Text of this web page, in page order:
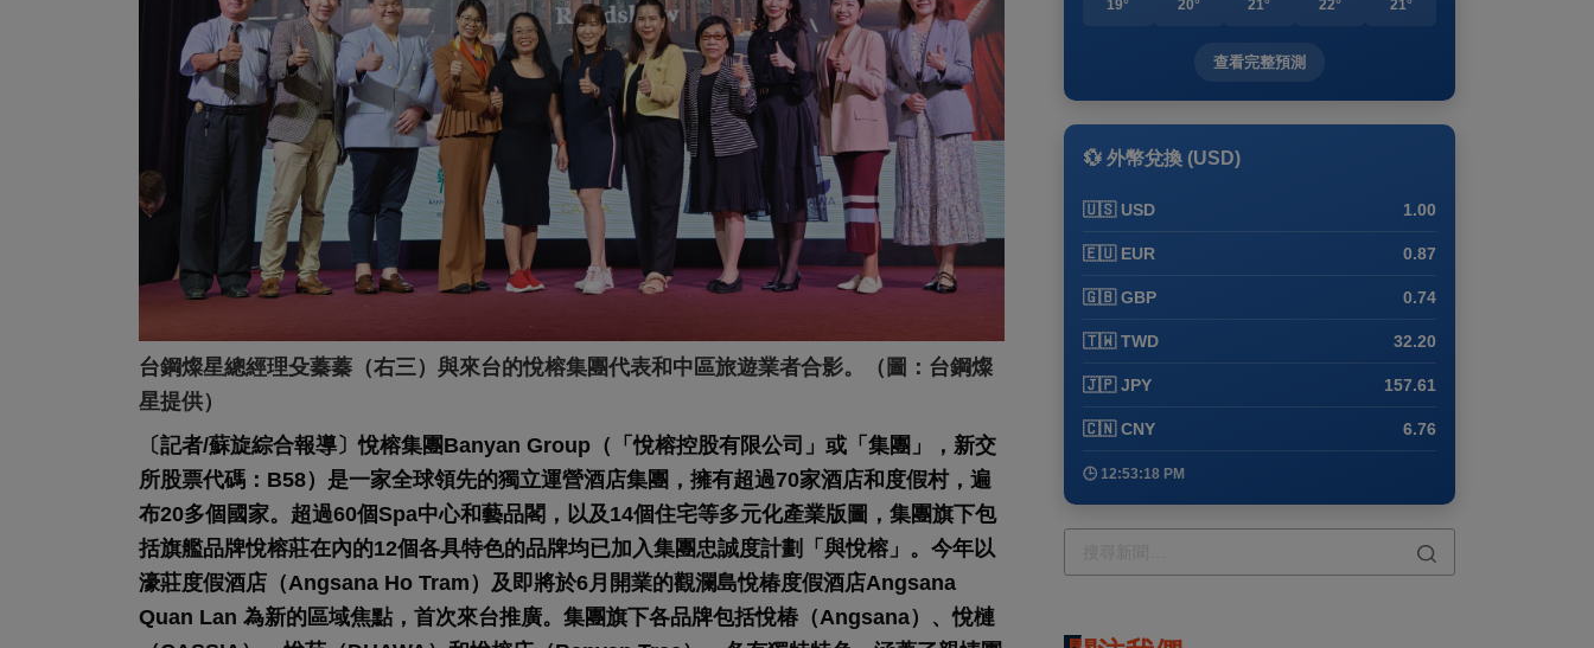
台鋼燦星總經理殳蓁蓁（右三）與來台的悅榕集團代表和中區旅遊業者合影。（圖：台鋼燦
星提供）
〔記者/蘇旋綜合報導〕悅榕集團Banyan Group（「悅榕控股有限公司」或「集團」，新交
所股票代碼：B58）是一家全球領先的獨立運營酒店集團，擁有超過70家酒店和度假村，遍
布20多個國家。超過60個Spa中心和藝品閣，以及14個住宅等多元化產業版圖，集團旗下包
括旗艦品牌悅榕莊在內的12個各具特色的品牌均已加入集團忠誠度計劃「與悅榕」。今年以
濠莊度假酒店（Angsana Ho Tram）及即將於6月開業的觀瀾島悅椿度假酒店Angsana
Quan Lan 為新的區域焦點，首次來台推廣。集團旗下各品牌包括悅椿（Angsana）、悅槤
19°
20°
21°
22°
21°
查看完整預測
💱 外幣兌換 (USD)
🇺🇸 USD 1.00
🇪🇺 EUR 0.87
🇬🇧 GBP 0.74
🇹🇼 TWD 32.20
🇯🇵 JPY 157.61
🇨🇳 CNY 6.76
🕒 12:53:18 PM